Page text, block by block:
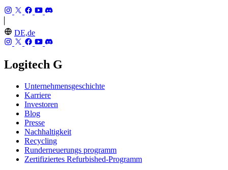
DE,de
Logitech G
Unternehmensgeschichte
Karriere
Investoren
Blog
Presse
Nachhaltigkeit
Recycling
Runderneuerungs programm
Zertifiziertes Refurbished-Programm